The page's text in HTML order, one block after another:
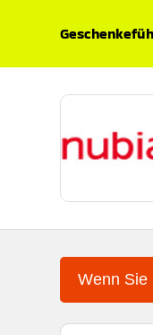
Wenn Sie